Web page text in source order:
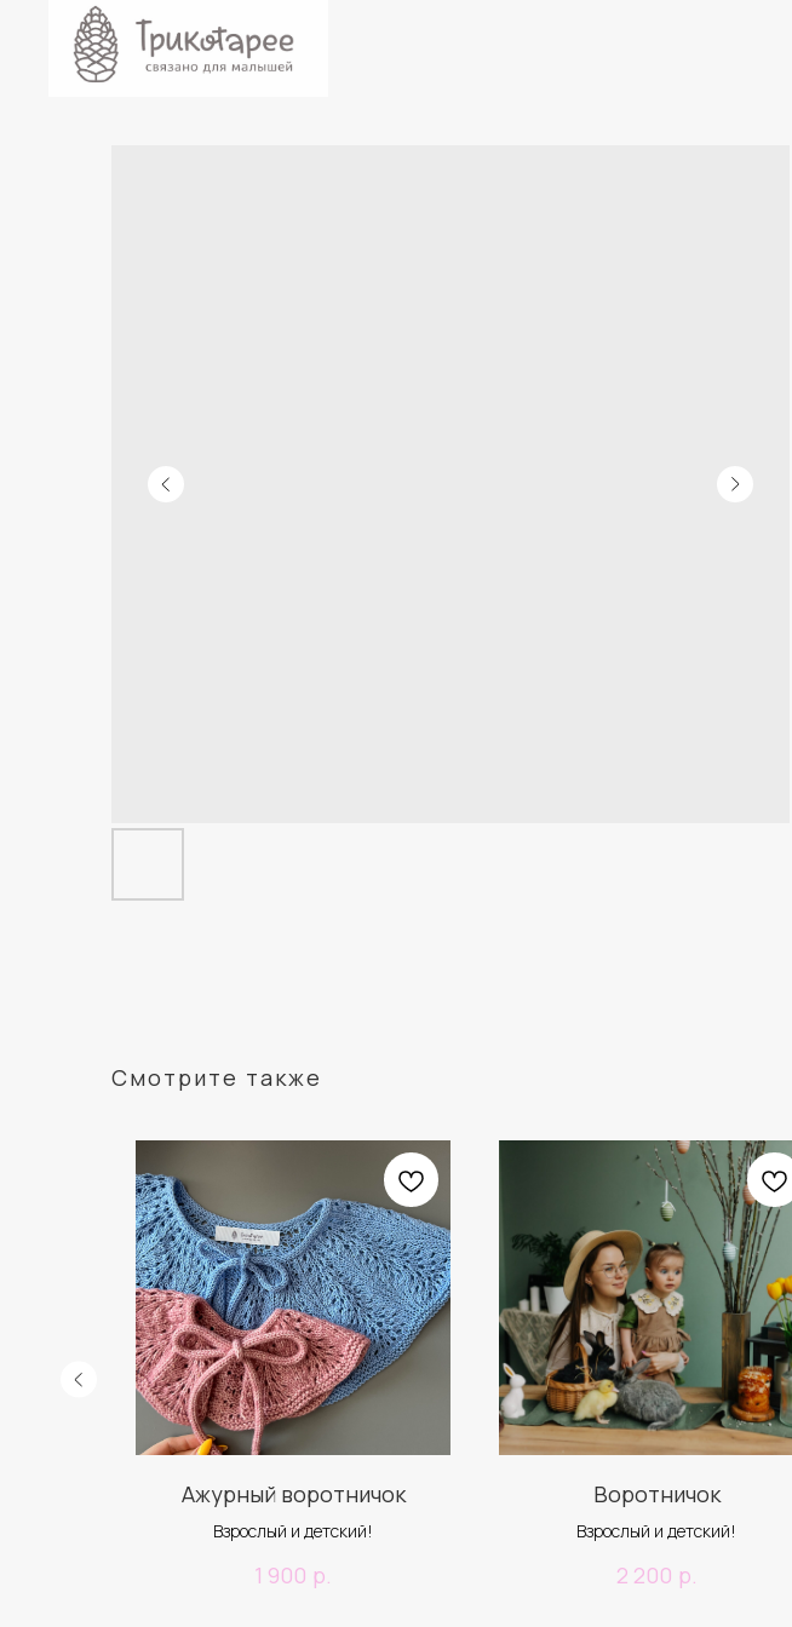
Смотрите также
Ажурный воротничок
Взрослый и детский!
1 900 р.
Воротничок
Взрослый и детский!
2 200 р.